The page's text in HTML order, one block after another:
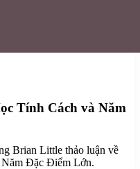
Tính Cách và Năm
Brian Little thảo luận về
Năm Đặc Điểm Lớn.